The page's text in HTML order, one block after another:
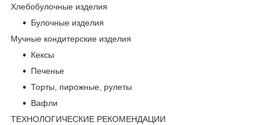
Хлебобулочные изделия
Булочные изделия
Мучные кондитерские изделия
Кексы
Печенье
Торты, пирожные, рулеты
Вафли
ТЕХНОЛОГИЧЕСКИЕ РЕКОМЕНДАЦИИ